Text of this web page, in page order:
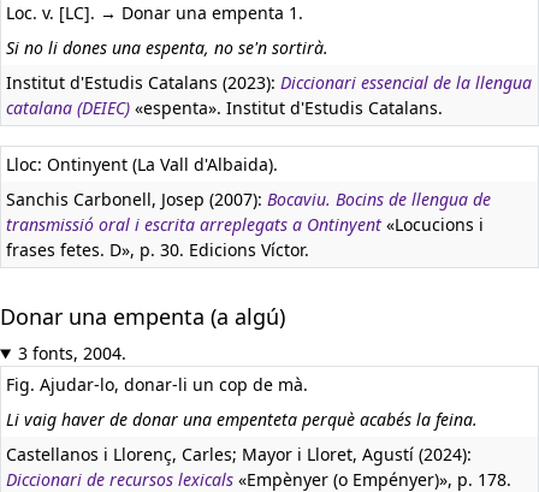
Loc. v. [LC]. → Donar una empenta 1.
Si no li dones una espenta, no se'n sortirà.
Institut d'Estudis Catalans (2023): Diccionari essencial de la llengua
catalana (DEIEC) «espenta». Institut d'Estudis Catalans.
Lloc: Ontinyent (La Vall d'Albaida).
Sanchis Carbonell, Josep (2007): Bocaviu. Bocins de llengua de
transmissió oral i escrita arreplegats a Ontinyent «Locucions i
frases fetes. D», p. 30. Edicions Víctor.
Donar una empenta (a algú)
3 fonts, 2004.
Fig. Ajudar-lo, donar-li un cop de mà.
Li vaig haver de donar una empenteta perquè acabés la feina.
Castellanos i Llorenç, Carles; Mayor i Lloret, Agustí (2024):
Diccionari de recursos lexicals «Empènyer (o Empényer)», p. 178.